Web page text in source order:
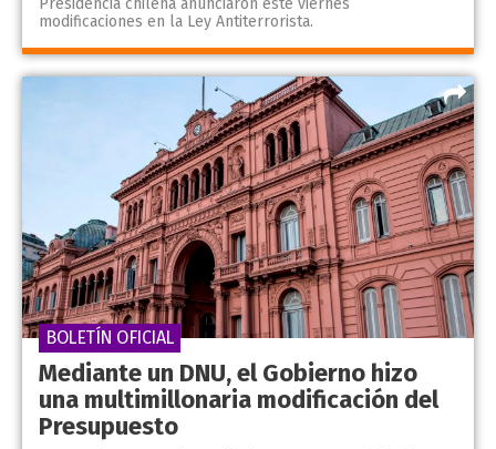
modificaciones en la Ley Antiterrorista.
Mediante un DNU, el Gobierno hizo
una multimillonaria modificación del
Presupuesto
BOLETÍN OFICIAL